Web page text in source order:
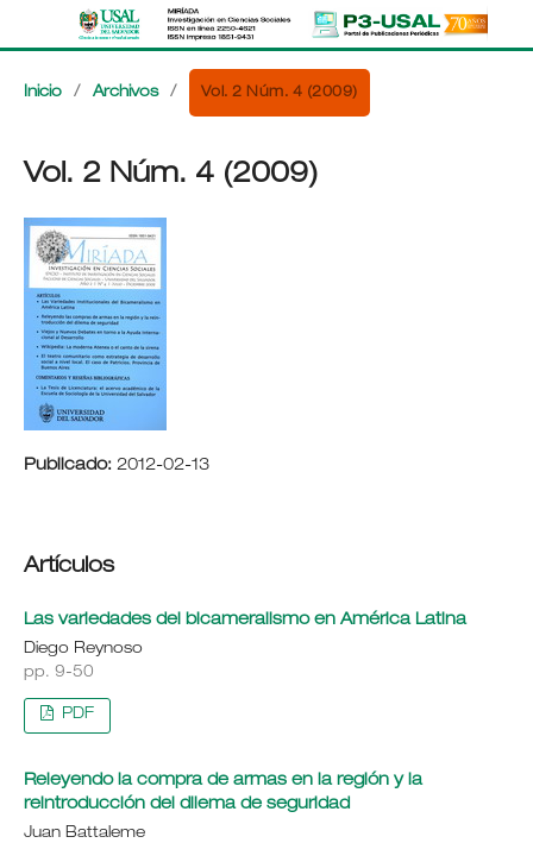
Inicio / Archivos / Vol. 2 Núm. 4 (2009)
Vol. 2 Núm. 4 (2009)
Publicado: 2012-02-13
Artículos
Las variedades del bicameralismo en América Latina
Diego Reynoso
pp. 9-50
PDF
Releyendo la compra de armas en la región y la
reintroducción del dilema de seguridad
Juan Battaleme